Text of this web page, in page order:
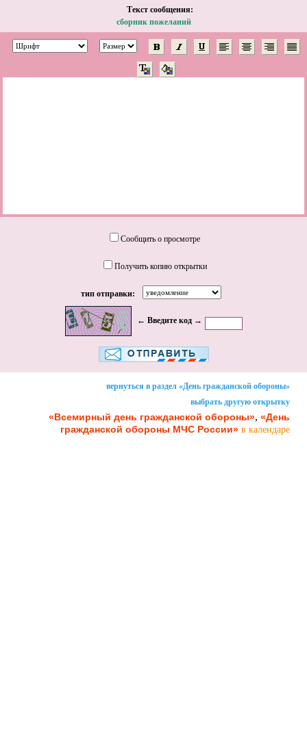
Tекст сообщения:
сборник пожеланий
Сообщить о просмотре
Получить копию открытки
тип отправки:
← Введите код →
вернуться в раздел «День гражданской обороны»
выбрать другую открытку
«Всемирный день гражданской обороны», «День
гражданской обороны МЧС России» в календаре